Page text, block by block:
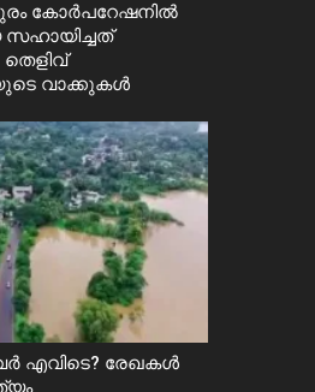
കോർപറേഷനിൽ
സഹായിച്ചത്
വാക്കുകൾ
എവിടെ? രേഖകൾ